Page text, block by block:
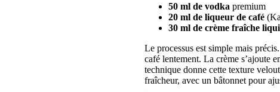
50 ml de vodka premium
20 ml de liqueur de café
30 ml de crème fraîche
Le processus est simple mais
café lentement. La crème s’ajoute
technique donne cette texture
fraîcheur, avec un bâtonnet pour